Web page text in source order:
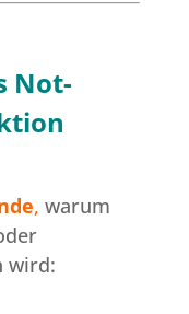
Not-
, warum
wird: